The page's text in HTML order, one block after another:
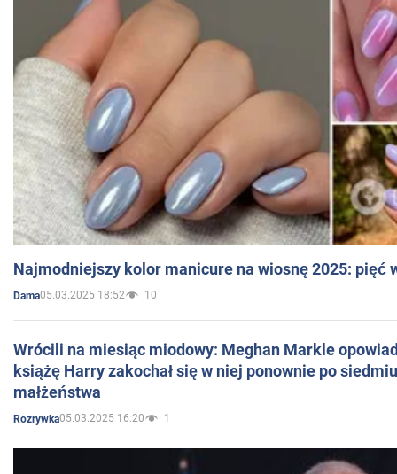
Najmodniejszy kolor manicure na wiosnę 2025: pięć
Dama05.03.2025 18:52 10
Wrócili na miesiąc miodowy: Meghan Markle
książę Harry zakochał się w niej ponownie po
małżeństwa
Rozrywka05.03.2025 16:20 1